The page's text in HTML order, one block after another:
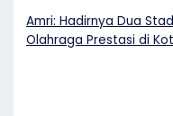
Amri: Hadirnya Dua
Olahraga Prestasi di